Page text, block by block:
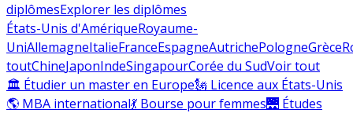
diplômesExplorer les diplômes
États-Unis d'AmériqueRoyaume-
UniAllemagneItalieFranceEspagneAutrichePologneGrèce
toutChineJaponIndeSingapourCorée du SudVoir tout
🏛 Étudier un master en Europe🗽 Licence aux États-Unis
🌎 MBA international💃 Bourse pour femmes🌉 Études